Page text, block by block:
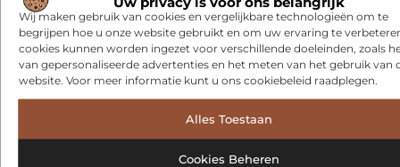
Wij maken gebruik van cookies en vergelijkbare technologieën om te
begrijpen hoe u onze website gebruikt en om uw ervaring te
cookies kunnen worden ingezet voor verschillende doeleinden, zoals
van gepersonaliseerde advertenties en het meten van het gebruik van
website. Voor meer informatie kunt u ons cookiebeleid raadplegen.
Alles Toestaan
Cookies Beheren
WONINGEN